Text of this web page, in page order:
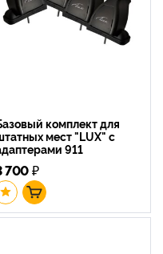
комплект для
мест "LUX" с
911
700₽